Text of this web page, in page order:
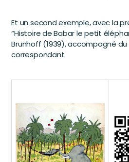
Et un second exemple, avec la
“Histoire de Babar le petit
Brunhoff (1939), accompagné du
correspondant.